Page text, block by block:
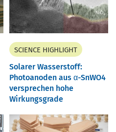
SCIENCE HIGHLIGHT
Solarer Wasserstoff:
Photoanoden aus α-SnWO4
versprechen hohe
Wirkungsgrade